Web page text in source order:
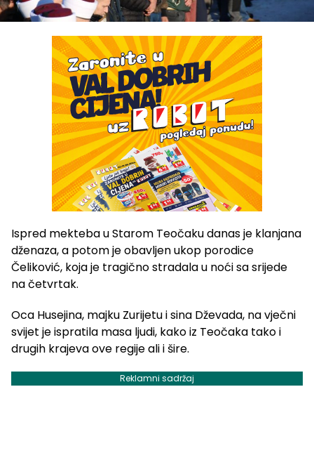
Ispred mekteba u Starom Teočaku danas je klanjana
dženaza, a potom je obavljen ukop porodice
Čeliković, koja je tragično stradala u noći sa srijede
na četvrtak.
Oca Husejina, majku Zurijetu i sina Dževada, na vječni
svijet je ispratila masa ljudi, kako iz Teočaka tako i
drugih krajeva ove regije ali i šire.
Reklamni sadržaj